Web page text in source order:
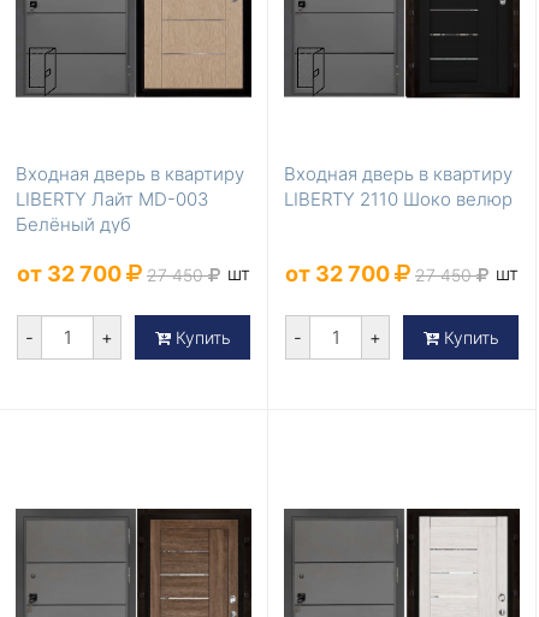
Входная дверь в квартиру
LIBERTY Лайт MD-003
Белёный дуб
от 32 700 27 450 шт
- + Купить
Входная дверь в квартиру
LIBERTY 2110 Шоко велюр
от 32 700 27 450 шт
- + Купить